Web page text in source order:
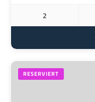
2
RESERVIERT